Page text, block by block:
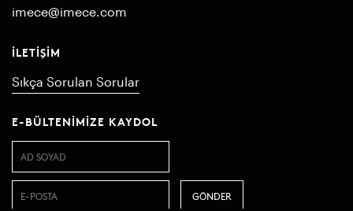
imece@imece.com
İLETIŞIM
Sıkça Sorulan Sorular
E-BÜLTENIMIZE KAYDOL